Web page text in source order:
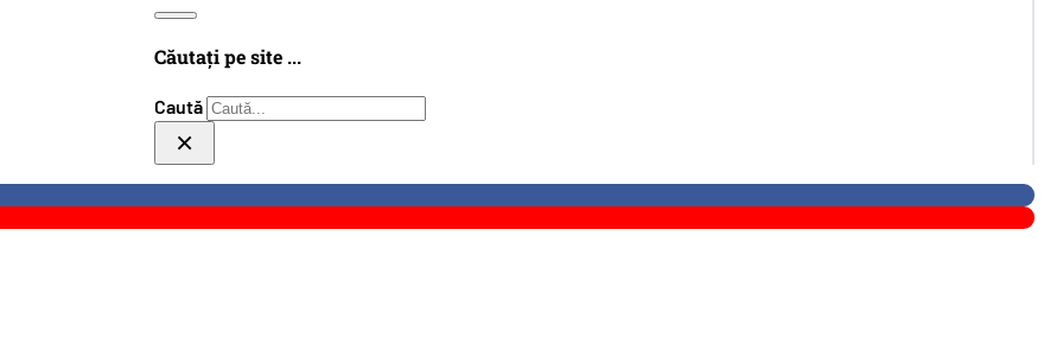
Căutați pe site ...
Caută
×